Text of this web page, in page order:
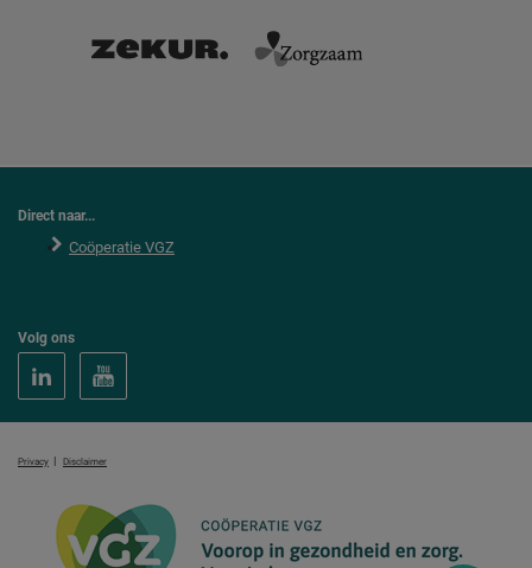
Direct naar...
Coöperatie VGZ
Volg ons
Privacy | Disclaimer